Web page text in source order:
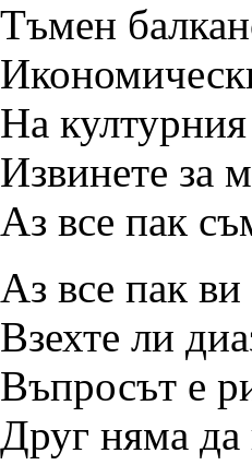
Тъмен
На
Извинете за
Аз все пак
Аз все пак
Взехте ли
Въпросът е
Друг няма да